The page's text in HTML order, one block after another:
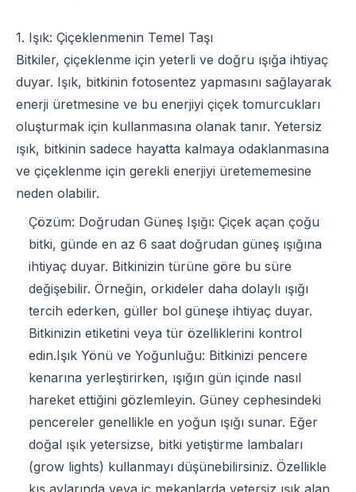
1. Işık: Çiçeklenmenin Temel Taşı
Bitkiler, çiçeklenme için yeterli ve doğru ışığa ihtiyaç
duyar. Işık, bitkinin fotosentez yapmasını sağlayarak
enerji üretmesine ve bu enerjiyi çiçek tomurcukları
oluşturmak için kullanmasına olanak tanır. Yetersiz
ışık, bitkinin sadece hayatta kalmaya odaklanmasına
ve çiçeklenme için gerekli enerjiyi üretememesine
neden olabilir.
Çözüm: Doğrudan Güneş Işığı: Çiçek açan çoğu
bitki, günde en az 6 saat doğrudan güneş ışığına
ihtiyaç duyar. Bitkinizin türüne göre bu süre
değişebilir. Örneğin, orkideler daha dolaylı ışığı
tercih ederken, güller bol güneşe ihtiyaç duyar.
Bitkinizin etiketini veya tür özelliklerini kontrol
edin.Işık Yönü ve Yoğunluğu: Bitkinizi pencere
kenarına yerleştirirken, ışığın gün içinde nasıl
hareket ettiğini gözlemleyin. Güney cephesindeki
pencereler genellikle en yoğun ışığı sunar. Eğer
doğal ışık yetersizse, bitki yetiştirme lambaları
(grow lights) kullanmayı düşünebilirsiniz. Özellikle
kış aylarında veya iç mekanlarda yetersiz ışık alan